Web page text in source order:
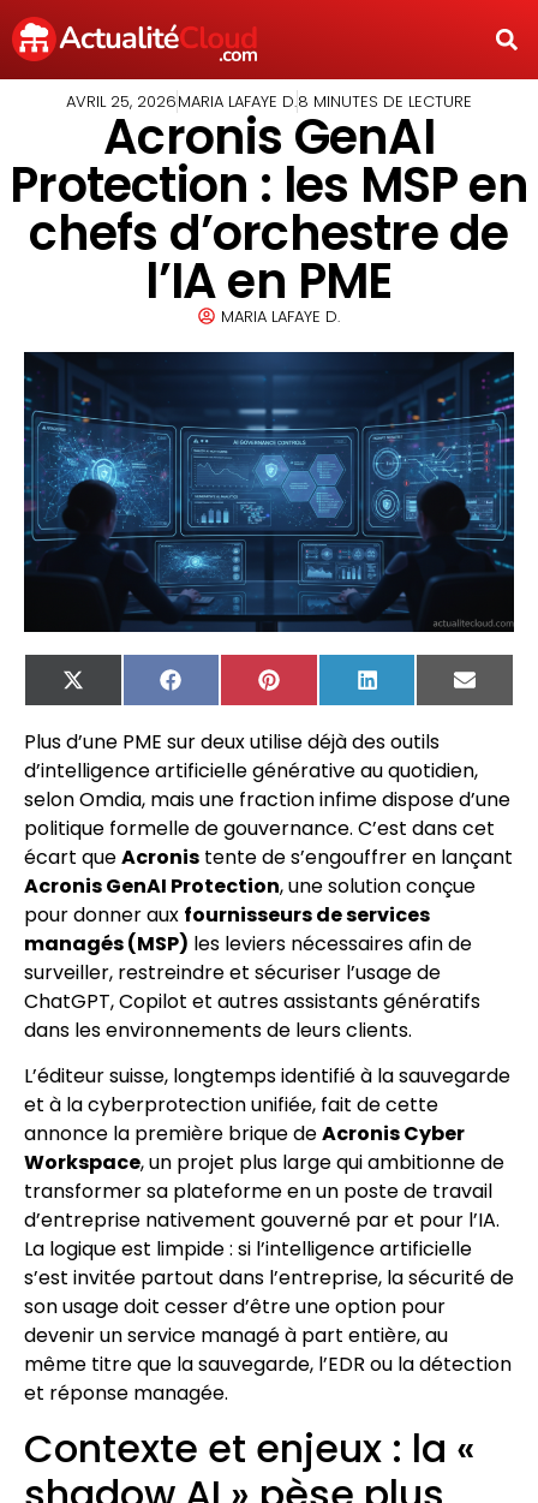
AVRIL 25, 2026MARIA LAFAYE D.8 MINUTES DE LECTURE
Acronis GenAI
Protection : les MSP en
chefs d’orchestre de
l’IA en PME
MARIA LAFAYE D.
X
(Twitter)
FacebookPinterest LinkedIn
Email
Plus d’une PME sur deux utilise déjà des outils
d’intelligence artificielle générative au quotidien,
selon Omdia, mais une fraction infime dispose d’une
politique formelle de gouvernance. C’est dans cet
écart queAcronis tente de s’engouffrer en lançant
Acronis GenAI Protection, une solution conçue
pour donner aux fournisseurs de services
managés (MSP) les leviers nécessaires afin de
surveiller, restreindre et sécuriser l’usage de
ChatGPT, Copilot et autres assistants génératifs
dans les environnements de leurs clients.
L’éditeur suisse, longtemps identifié à la sauvegarde
et à la cyberprotection unifiée, fait de cette
annonce la première brique deAcronis Cyber
Workspace, un projet plus large qui ambitionne de
transformer sa plateforme en un poste de travail
d’entreprise nativement gouverné par et pour l’IA.
La logique est limpide : si l’intelligence artificielle
s’est invitée partout dans l’entreprise, la sécurité de
son usage doit cesser d’être une option pour
devenir un service managé à part entière, au
même titre que la sauvegarde, l’EDR ou la détection
et réponse managée.
Contexte et enjeux : la «